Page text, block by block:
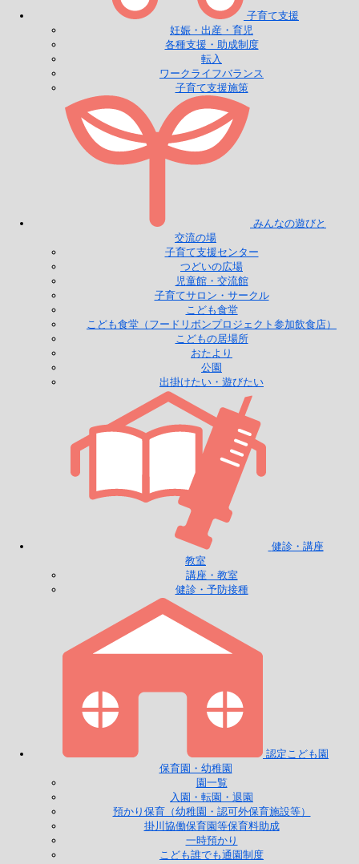
子育て支援
妊娠・出産・育児
各種支援・助成制度
転入
ワークライフバランス
子育て支援施策
みんなの遊びと
交流の場
子育て支援センター
つどいの広場
児童館・交流館
子育てサロン・サークル
こども食堂
こども食堂（フードリボンプロジェクト参加飲食店）
こどもの居場所
おたより
公園
出掛けたい・遊びたい
健診・講座
教室
講座・教室
健診・予防接種
認定こども園
保育園・幼稚園
園一覧
入園・転園・退園
預かり保育（幼稚園・認可外保育施設等）
掛川協働保育園等保育料助成
一時預かり
こども誰でも通園制度